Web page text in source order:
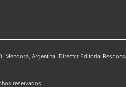
Argentina. Director Editorial
reservados.